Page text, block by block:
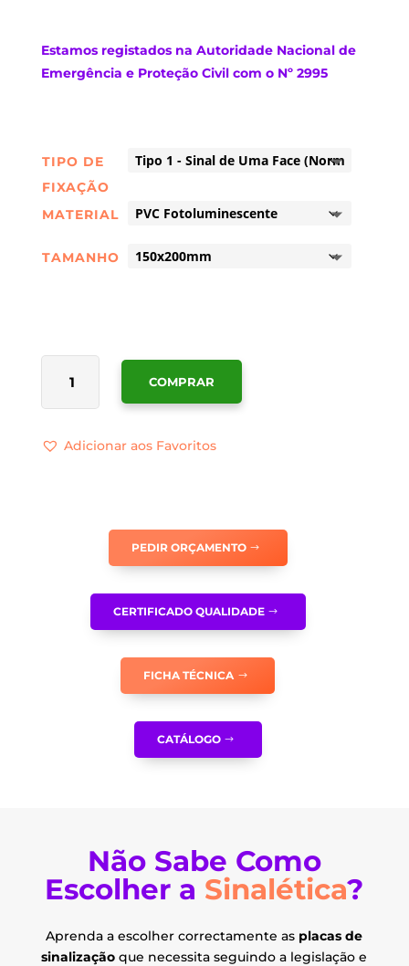
Estamosregistados na Autoridade Nacional de
Emergência e Proteção Civil com o Nº 2995
TIPO DE
FIXAÇÃO
MATERIAL
TAMANHO
QUANTIDADE
SINALÉTICA
CORTA-
AUTOMÁTICO
CIRCUNDANTE
COMPRAR
Adicionar aos Favoritos
PEDIR ORÇAMENTO
CERTIFICADO QUALIDADE
FICHA TÉCNICA
CATÁLOGO
Não Sabe Como
Escolher a Sinalética?
Aprenda a escolher correctamente as placas de
sinalização que necessita seguindo a legislação e